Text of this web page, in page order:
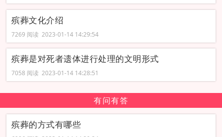
殡葬文化介绍
7269 阅读 2023-01-14 14:29:54
殡葬是对死者遗体进行处理的文明形式
7058 阅读 2023-01-14 14:28:51
有问有答
殡葬的方式有哪些